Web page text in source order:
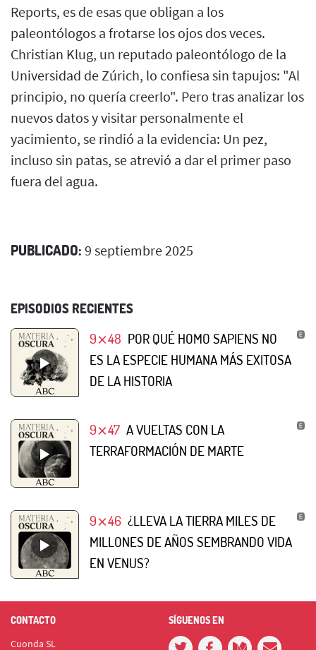
Reports, es de esas que obligan a los
paleontólogos a frotarse los ojos dos veces.
Christian Klug, un reputado paleontólogo de la
Universidad de Zúrich, lo confiesa sin tapujos: "Al
principio, no quería creerlo". Pero tras analizar los
nuevos datos y visitar personalmente el
yacimiento, se rindió a la evidencia: Un pez,
incluso sin patas, se atrevió a dar el primer paso
fuera del agua.
PUBLICADO: 9 septiembre 2025
EPISODIOS RECIENTES
9⨯48 POR QUÉ HOMO SAPIENS NO
ES LA ESPECIE HUMANA MÁS EXITOSA
DE LA HISTORIA
9⨯47 A VUELTAS CON LA
TERRAFORMACIÓN DE MARTE
9⨯46 ¿LLEVA LA TIERRA MILES DE
MILLONES DE AÑOS SEMBRANDO VIDA
EN VENUS?
CONTACTO
Cuonda SL
SÍGUENOS EN